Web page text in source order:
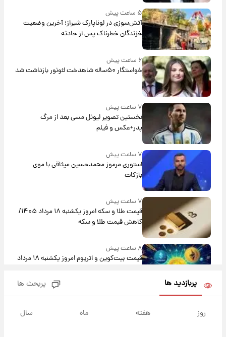
۵ ساعت پیش
آتش‌سوزی در لوناپارک شیراز؛ آخرین وضعیت
خزندگان خطرناک پس از حادثه
۶ ساعت پیش
خواستگار ۵۰ساله شاهدخت لئونور بازداشت شد
نخستین تصویر لیونل مسی بعد از مرگ
پدر+عکس و فیلم
۷ ساعت پیش
استوری مرموز محمدحسین میثاقی با موی
بازکات
قیمت طلا و سکه امروز یکشنبه ۱۸ مرداد ۱۴۰۵/
کاهش قیمت طلا و سکه
۸ ساعت پیش
قیمت بیت‌کوین و اتریوم امروز یکشنبه ۱۸ مرداد
پربازدید ها پربحث ها
روز هفته ماه سال